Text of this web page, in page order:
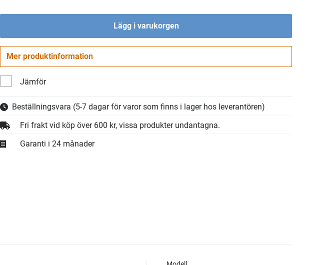
Lägg i varukorgen
Mer produktinformation
Jämför
Beställningsvara (5-7 dagar för varor som finns i lager hos leverantören)
Fri frakt vid köp över 600 kr, vissa produkter undantagna.
Garanti i 24 månader